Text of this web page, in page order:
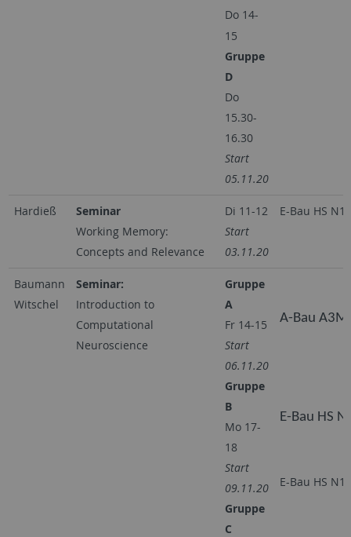
Do 14-
15
Gruppe
D
Do
15.30-
16.30
Start
05.11.20
Hardieß
Seminar
Working Memory:
Concepts and Relevance
Di 11-12
Start
03.11.20
E-Bau HS N12
Baumann
Witschel
Seminar:
Introduction to
Computational
Neuroscience
Gruppe
A
Fr 14-15
Start
06.11.20
Gruppe
B
Mo 17-
18
Start
09.11.20
Gruppe
C
A-Bau
E-Bau HS
E-Bau HS N12